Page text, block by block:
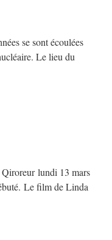
se sont écoulées
Le lieu du
Qiroreur lundi 13 mars
Le film de Linda